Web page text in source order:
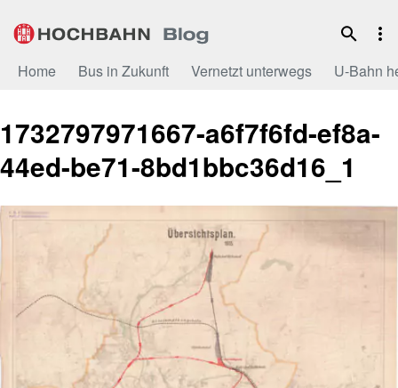
Inhalt
Home Bus in Zukunft Vernetzt unterwegs U-Bahn
1732797971667-a6f7f6fd-ef8a-
44ed-be71-8bd1bbc36d16_1